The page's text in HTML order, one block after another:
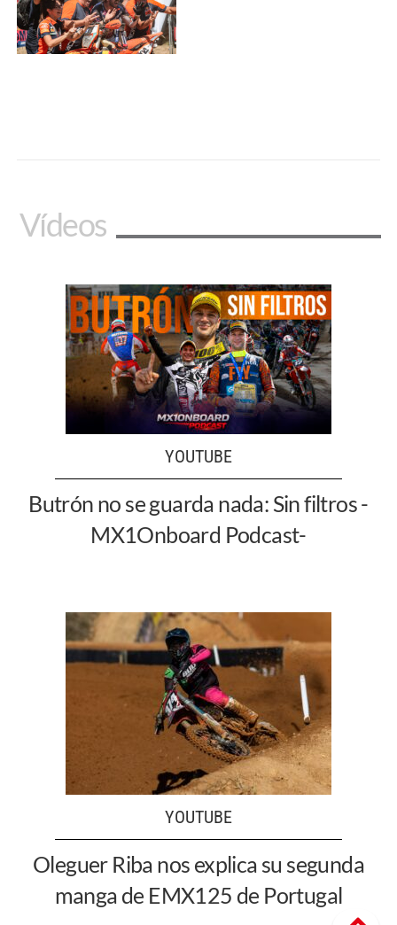
Vídeos
YOUTUBE
Butrón no se guarda nada: Sin filtros -
MX1Onboard Podcast-
YOUTUBE
Oleguer Riba nos explica su segunda
manga de EMX125 de Portugal